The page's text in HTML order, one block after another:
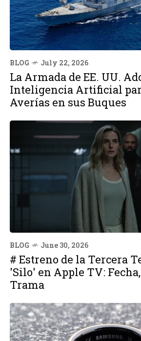
BLOG July 22, 2026
La Armada de EE. UU.
Inteligencia Artificial
Averías en sus Buques
BLOG June 30, 2026
# Estreno de la Tercera
'Silo' en Apple TV:
Trama